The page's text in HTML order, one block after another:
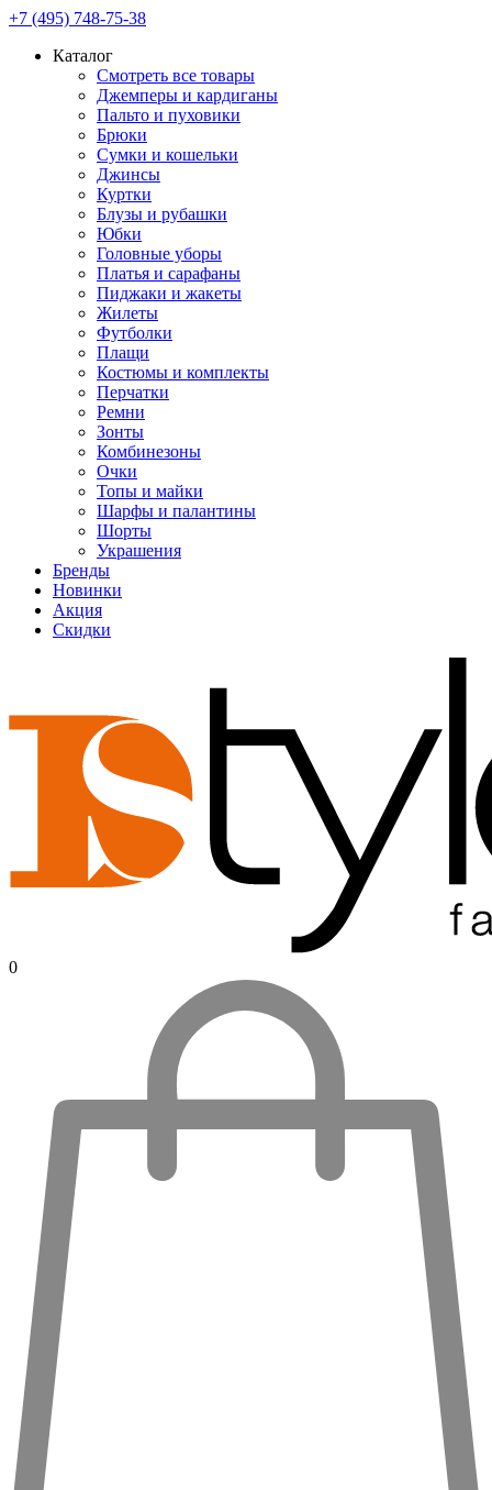
+7 (495) 748-75-38
Каталог
Смотреть все товары
Джемперы и кардиганы
Пальто и пуховики
Брюки
Сумки и кошельки
Джинсы
Куртки
Блузы и рубашки
Юбки
Головные уборы
Платья и сарафаны
Пиджаки и жакеты
Жилеты
Футболки
Плащи
Костюмы и комплекты
Перчатки
Ремни
Зонты
Комбинезоны
Очки
Топы и майки
Шарфы и палантины
Шорты
Украшения
Бренды
Новинки
Акция
Скидки
0